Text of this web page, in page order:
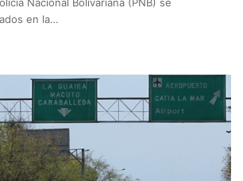
Nacional Bolivariana (PNB) se
en la…